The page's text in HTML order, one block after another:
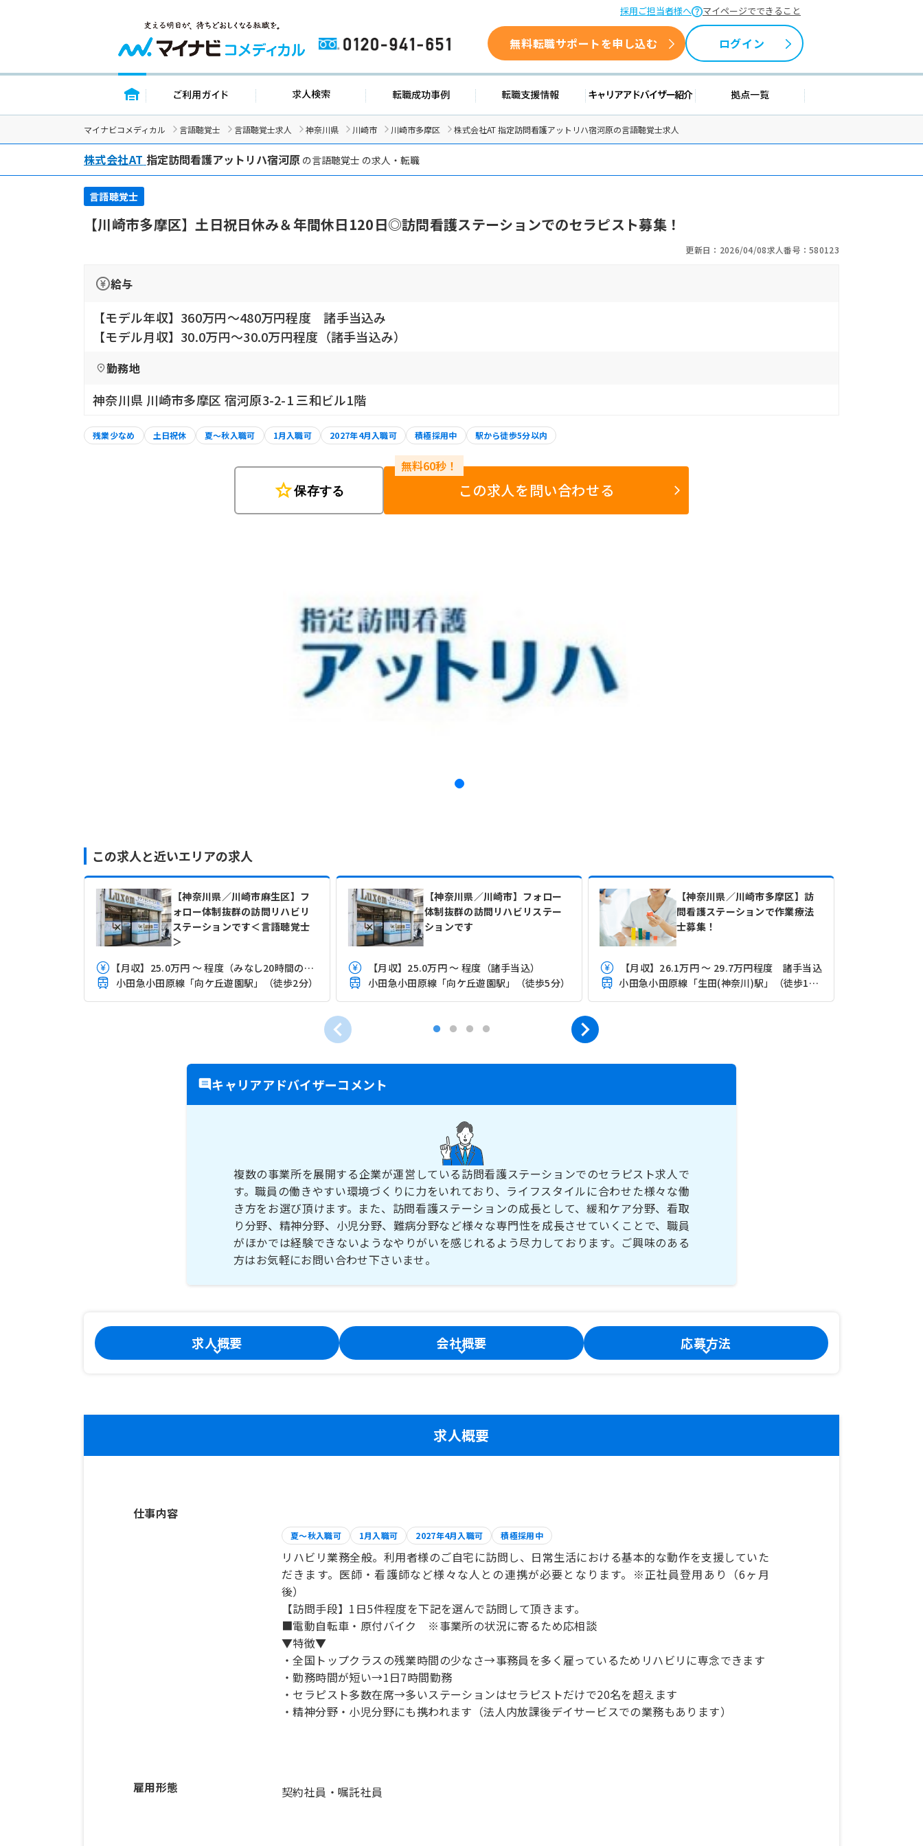
採用ご担当者様へ マイページでできること
0120-941-651 無料転職サポートを申し込む ログイン
トップページ ご利用ガイド 求人検索 転職成功事例 転職支援情報 キャリアアドバイザー紹介 拠点一覧
マイナビコメディカル 言語聴覚士 言語聴覚士求人 神奈川県 川崎市 川崎市多摩区 株式会社AT 指定訪問看護アットリハ宿河原の言語聴覚士求人
株式会社AT 指定訪問看護アットリハ宿河原の言語聴覚士 の求人・転職
言語聴覚士
【川崎市多摩区】土日祝日休み＆年間休日120日◎訪問看護ステーションでのセラピスト募集！
更新日：2026/04/08求人番号：580123
給与
【モデル年収】360万円〜480万円程度 諸手当込み
【モデル月収】30.0万円〜30.0万円程度（諸手当込み）
勤務地
神奈川県 川崎市多摩区 宿河原3-2-1 三和ビル1階
残業少なめ 土日祝休 夏～秋入職可 1月入職可 2027年4月入職可 積極採用中 駅から徒歩5分以内
star保存する この求人を問い合わせる
この求人と近いエリアの求人
【神奈川県／川崎市麻生区】フ
ォロー体制抜群の訪問リハビリ
ステーションです＜言語聴覚士
＞
【月収】25.0万円 ～ 程度（みなし20時間の業務手当4万円込）
小田急小田原線「向ケ丘遊園駅」（徒歩2分）
【神奈川県／川崎市】フォロー
体制抜群の訪問リハビリステー
ションです
【月収】25.0万円 ～ 程度（諸手当込）
小田急小田原線「向ケ丘遊園駅」（徒歩5分）
【神奈川県／川崎市多摩区】訪
問看護ステーションで作業療法
士募集！
【月収】26.1万円 ～ 29.7万円程度 諸手当込
小田急小田原線「生田(神奈川)駅」（徒歩17分）
キャリアアドバイザーコメント
複数の事業所を展開する企業が運営している訪問看護ステーションでのセラピスト求人で
す。職員の働きやすい環境づくりに力をいれており、ライフスタイルに合わせた様々な働
き方をお選び頂けます。また、訪問看護ステーションの成長として、緩和ケア分野、看取
り分野、精神分野、小児分野、難病分野など様々な専門性を成長させていくことで、職員
がほかでは経験できないようなやりがいを感じれるよう尽力しております。ご興味のある
方はお気軽にお問い合わせ下さいませ。
求人概要 会社概要 応募方法
求人概要
仕事内容
夏～秋入職可 1月入職可 2027年4月入職可 積極採用中
リハビリ業務全般。利用者様のご自宅に訪問し、日常生活における基本的な動作を支援していた
だきます。医師・看護師など様々な人との連携が必要となります。※正社員登用あり（6ヶ月
後）
【訪問手段】1日5件程度を下記を選んで訪問して頂きます。
■電動自転車・原付バイク ※事業所の状況に寄るため応相談
▼特徴▼
・全国トップクラスの残業時間の少なさ→事務員を多く雇っているためリハビリに専念できます
・勤務時間が短い→1日7時間勤務
・セラピスト多数在席→多いステーションはセラピストだけで20名を超えます
・精神分野・小児分野にも携われます（法人内放課後デイサービスでの業務もあります）
雇用形態 契約社員・嘱託社員